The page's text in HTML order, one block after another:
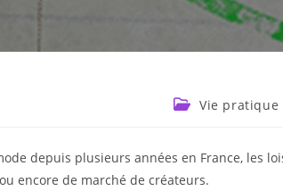
Vie pratique
depuis plusieurs années en France, les
encore de marché de créateurs.